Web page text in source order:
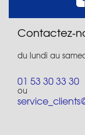
Contactez-
du lundi au
01 53 30 33 30
ou